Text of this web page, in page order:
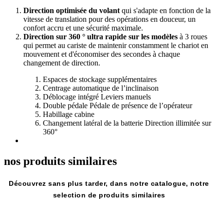
Direction optimisée du volant qui s'adapte en fonction de la
vitesse de translation pour des opérations en douceur, un
confort accru et une sécurité maximale.
Direction sur 360 ° ultra rapide sur les modèles à 3 roues
qui permet au cariste de maintenir constamment le chariot en
mouvement et d'économiser des secondes à chaque
changement de direction.
Espaces de stockage supplémentaires
Centrage automatique de l’inclinaison
Déblocage intégré Leviers manuels
Double pédale Pédale de présence de l’opérateur
Habillage cabine
Changement latéral de la batterie Direction illimitée sur
360°
nos produits similaires
Découvrez sans plus tarder, dans notre catalogue, notre
selection de produits similaires